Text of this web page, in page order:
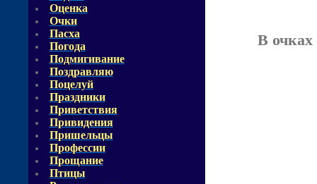
Оценка
Очки
Пасха
Погода
Подмигивание
Поздравляю
Поцелуй
Праздники
Приветствия
Привидения
Пришельцы
Профессии
Прощание
Птицы
В